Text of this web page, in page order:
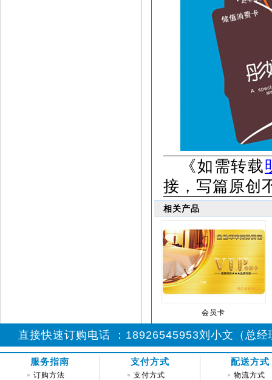
《如需转载
接，写篇原创
相关产品
会员卡
直接快速订购电话 ：18926545953刘小文（总
服务指南
订购方法
支付方式
支付方式
配送方式
物流方式